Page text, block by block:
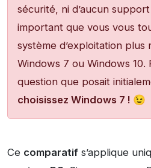
sécurité, ni d’aucun
important que vous vous
système d’exploitation plus
Windows 7 ou Windows
question que posait
choisissez Windows 7 ! 😉
Ce comparatif s’applique